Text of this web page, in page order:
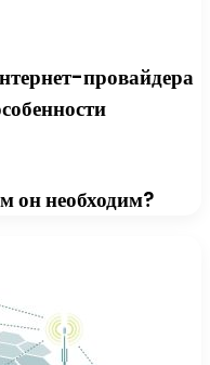
провайдера
он необходим?